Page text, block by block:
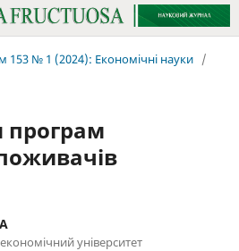
153 № 1 (2024): Економічні науки /
програм
університет